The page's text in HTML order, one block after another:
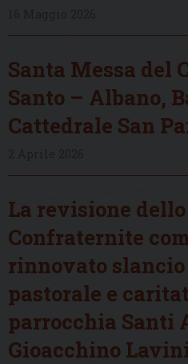
Santa Messa del
Santo – Albano,
Cattedrale San
La revisione
Confraternite
rinnovato
pastorale e
parrocchia Santi
Gioacchino